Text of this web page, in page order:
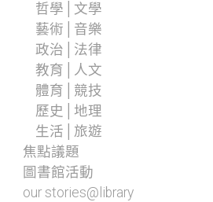
哲學│文學
藝術│音樂
政治│法律
教育│人文
體育│競技
歷史│地理
生活│旅遊
焦點議題
圖書館活動
our stories@library